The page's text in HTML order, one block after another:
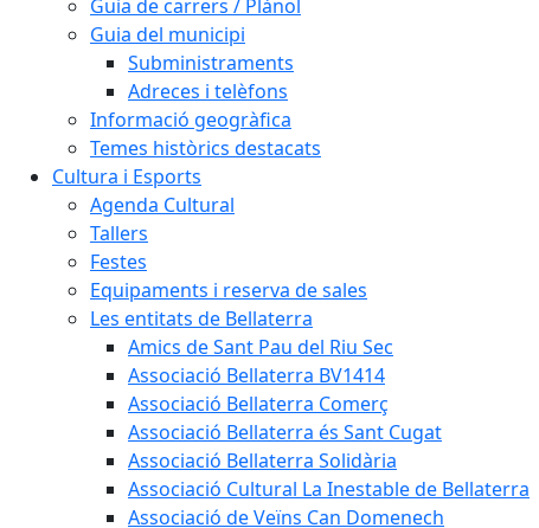
Guia de carrers / Plànol
Guia del municipi
Subministraments
Adreces i telèfons
Informació geogràfica
Temes històrics destacats
Cultura i Esports
Agenda Cultural
Tallers
Festes
Equipaments i reserva de sales
Les entitats de Bellaterra
Amics de Sant Pau del Riu Sec
Associació Bellaterra BV1414
Associació Bellaterra Comerç
Associació Bellaterra és Sant Cugat
Associació Bellaterra Solidària
Associació Cultural La Inestable de Bellaterra
Associació de Veïns Can Domenech